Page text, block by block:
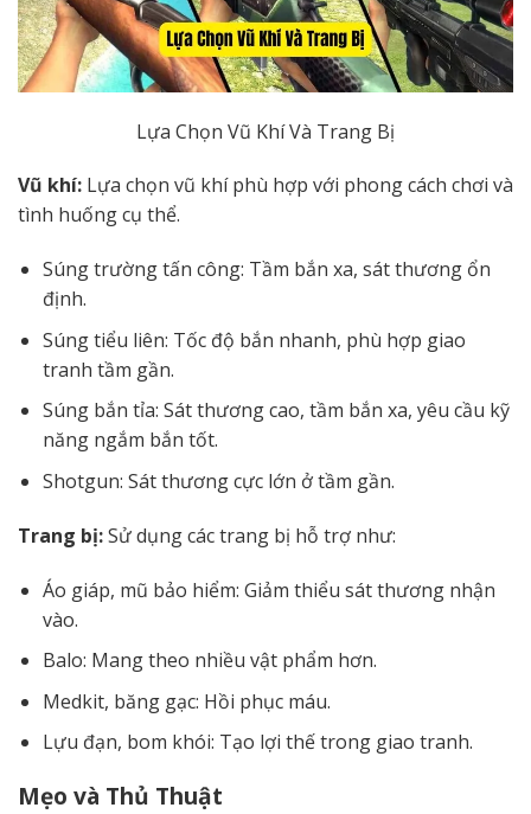
Lựa Chọn Vũ Khí Và Trang Bị
Vũ khí: Lựa chọn vũ khí phù hợp với phong cách chơi và
tình huống cụ thể.
Súng trường tấn công: Tầm bắn xa, sát thương ổn
định.
Súng tiểu liên: Tốc độ bắn nhanh, phù hợp giao
tranh tầm gần.
Súng bắn tỉa: Sát thương cao, tầm bắn xa, yêu cầu kỹ
năng ngắm bắn tốt.
Shotgun: Sát thương cực lớn ở tầm gần.
Trang bị:Sử dụng các trang bị hỗ trợ như:
Áo giáp, mũ bảo hiểm: Giảm thiểu sát thương nhận
vào.
Balo: Mang theo nhiều vật phẩm hơn.
Medkit, băng gạc: Hồi phục máu.
Lựu đạn, bom khói: Tạo lợi thế trong giao tranh.
Mẹo và Thủ Thuật